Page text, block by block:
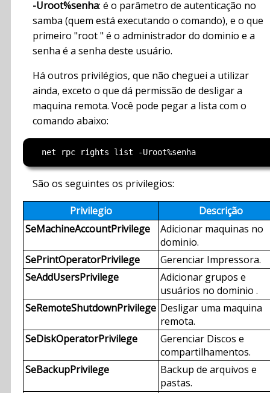
-Uroot%senha: é o parâmetro de autenticação no
samba (quem está executando o comando), e o que
primeiro "root " é o administrador do dominio e a
senha é a senha deste usuário.
Há outros privilégios, que não cheguei a utilizar
ainda, exceto o que dá permissão de desligar a
maquina remota. Você pode pegar a lista com o
comando abaixo:
São os seguintes os privilegios:
Privilegio
Descrição
SeMachineAccountPrivilege
Adicionar maquinas no
dominio.
SePrintOperatorPrivilege
Gerenciar Impressora.
SeAddUsersPrivilege
Adicionar grupos e
usuários no dominio .
SeRemoteShutdownPrivilege Desligar uma maquina
remota.
SeDiskOperatorPrivilege
Gerenciar Discos e
compartilhamentos.
SeBackupPrivilege
Backup de arquivos e
pastas.